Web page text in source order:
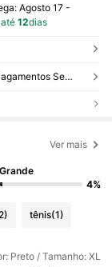
Agosto 17 -
12dias
Reenviar se o item estiver perdido/danificado · Pagamentos Seguros · Proteção de privacidade
Ver mais
Grande
4%
tênis(1)
Preto / Tamanho: XL